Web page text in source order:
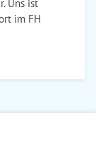
Uns ist
im FH